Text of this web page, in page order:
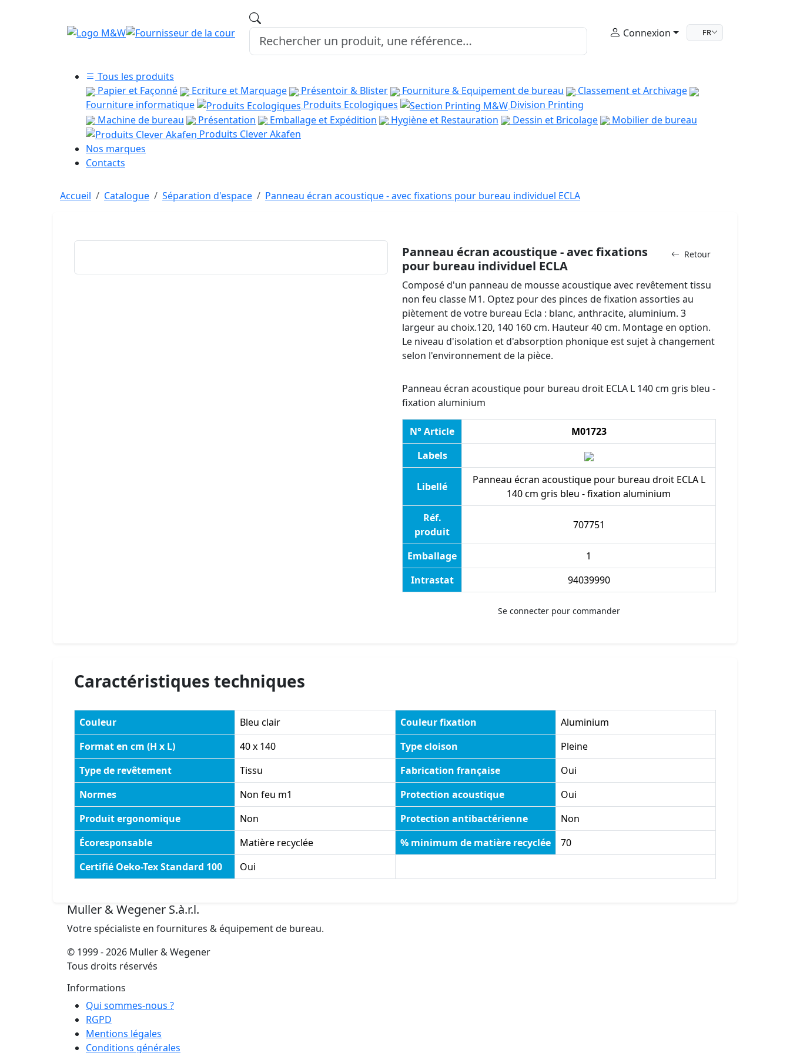
Connexion FR
Tous les produits
Papier et Façonné
Ecriture et Marquage Présentoir & Blister Fourniture & Equipement de bureau
Classement et Archivage
Fourniture informatique
Produits Ecologiques
Division Printing
Machine de bureau
Présentation Emballage et Expédition Hygiène et Restauration Dessin et Bricolage
Mobilier de bureau
Produits Clever Akafen
Nos marques
Contacts
Accueil Catalogue Séparation d'espace Panneau écran acoustique - avec fixations pour bureau individuel ECLA
Retour
Panneau écran acoustique - avec fixations
pour bureau individuel ECLA
Composé d'un panneau de mousse acoustique avec revêtement tissu
non feu classe M1. Optez pour des pinces de fixation assorties au
piètement de votre bureau Ecla : blanc, anthracite, aluminium. 3
largeur au choix.120, 140 160 cm. Hauteur 40 cm. Montage en option.
Le niveau d'isolation et d'absorption phonique est sujet à changement
selon l'environnement de la pièce.
Panneau écran acoustique pour bureau droit ECLA L 140 cm gris bleu -
fixation aluminium
N° Article
M01723
Labels
Libellé
Panneau écran acoustique pour bureau droit ECLA L
140 cm gris bleu - fixation aluminium
Réf.
produit
707751
Emballage
1
Intrastat
94039990
Se connecter pour commander
Caractéristiques techniques
Couleur Bleu clair Couleur fixation
Aluminium
Format en cm (H x L)
40 x 140 Type cloison
Pleine
Type de revêtement
Tissu Fabrication française
Oui
Normes
Non feu m1 Protection acoustique
Oui
Produit ergonomique
Non Protection antibactérienne
Non
Écoresponsable
Matière recyclée % minimum de matière recyclée
70
Certifié Oeko-Tex Standard 100
Oui
Muller & Wegener S.à.r.l.
Votre spécialiste en fournitures & équipement de bureau.
© 1999 - 2026 Muller & Wegener
Tous droits réservés
Informations
Qui sommes-nous ?
RGPD
Mentions légales
Conditions générales